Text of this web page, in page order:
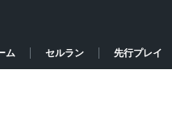
ム セルラン 先行プレイ